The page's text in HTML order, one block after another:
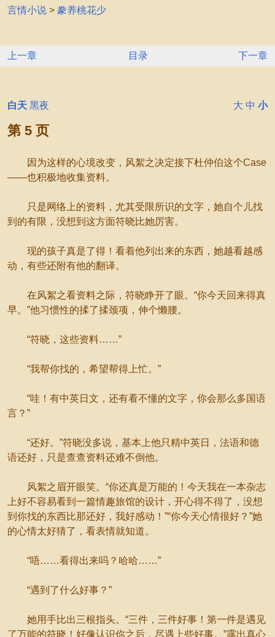
言情小说 > 豢养桃花少
上一章 目录 下一章
白天 黑夜 大 中 小
第 5 页
因为这样的心境改变，风絮之决定接下杜仲伯这个Case
——也积极地收集资料。
只是网络上的资料，尤其受限所识的文字，她自个儿找
到的有限，没想到这方面符晓比她厉害。
现的孩子真是了得！看着他列出来的东西，她越看越感
动，有些还附有他的翻译。
在风絮之看资料之际，符晓睁开了眼。“你今天回来得真
早。”他习惯性的揉了揉颈项，伸个懒腰。
“符晓，这些资料……”
“我帮你找的，希望帮得上忙。”
“哇！有中英日文，还有看不懂的文字，你会那么多国语
言？”
“还好。”符晓没多说，基本上他只精中英日，法语和德
语还好，只是查查资料还难不倒他。
风絮之眉开眼笑。“你还真是万能的！今天我在一本杂志
上好不容易看到一篇情趣旅馆的设计，开心得不得了，没想
到你找的东西比那还好，我好感动！”“你今天心情很好？”她
的心情太好猜了，看表情就知道。
“唔……看得出来吗？哈哈……”
“遇到了什么好事？”
她用手比出三根指头。“三件，三件好事！第一件是遇见
了万能的符晓！好像认识你之后，尽遇上些好事。”露出真心